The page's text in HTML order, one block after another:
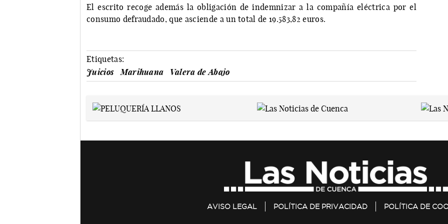
El escrito recoge además la obligación de indemnizar a la compañía eléctrica por el
consumo defraudado, que asciende a un total de 19.583,82 euros.
Etiquetas:
Juicios
Marihuana Valera de Abajo
AVISO LEGAL POLÍTICA DE PRIVACIDAD POLÍTICA DE